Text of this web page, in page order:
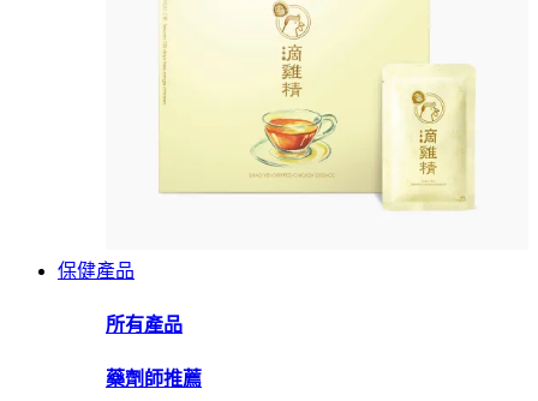
保健產品
所有產品
藥劑師推薦